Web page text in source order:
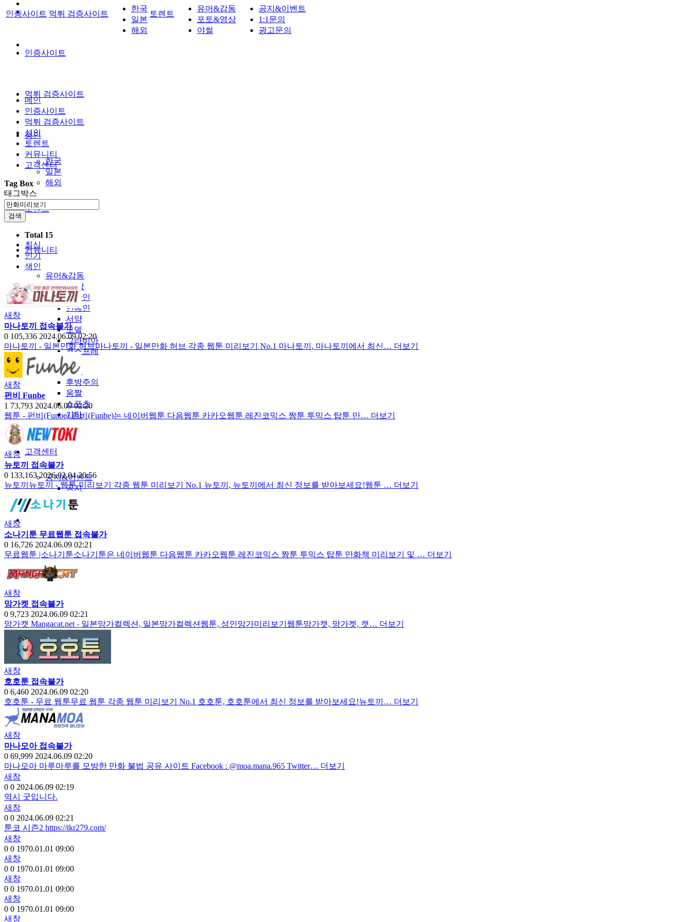
인증사이트
먹튀 검증사이트
성인
한국
일본
해외
토렌트
커뮤니티
유머&감동
포토&영상
일반인
연예인
서양
모델
그라비아
코스프레
BJ
품번
후방주의
움짤
스포츠
기타
야썰
고객센터
공지&이벤트
공지
1:1문의
광고문의
인증사이트 먹튀 검증사이트
한국
일본
해외
토렌트
유머&감동
포토&영상
야썰
공지&이벤트
1:1문의
광고문의
메인
인증사이트
먹튀 검증사이트
성인
토렌트
커뮤니티
고객센터
Tag Box
태그박스
검색
Total 15
최신
인기
색인
새창
마나토끼 접속불가
0 105,336 2024.06.09 02:20
마나토끼 - 일본만화 허브마나토끼 - 일본만화 허브 각종 웹툰 미리보기 No.1 마나토끼, 마나토끼에서 최신… 더보기
새창
펀비 Funbe
1 73,793 2024.06.09 02:20
웹툰 - 펀비(Funbe) 펀비(Funbe)는 네이버웹툰 다음웹툰 카카오웹툰 레진코믹스 짬툰 투믹스 탑툰 만… 더보기
새창
뉴토끼 접속불가
0 133,1632026.02.04 20:56
뉴토끼뉴토끼 - 웹툰 미리보기 각종 웹툰 미리보기 No.1 뉴토끼, 뉴토끼에서 최신 정보를 받아보세요!웹툰 … 더보기
새창
소나기툰 무료웹툰 접속불가
0 16,726 2024.06.09 02:21
무료웹툰 |소나기툰소나기툰은 네이버웹툰 다음웹툰 카카오웹툰 레진코믹스 짬툰 투믹스 탑툰 만화책 미리보기 및 … 더보기
새창
망가켓 접속불가
0 9,723 2024.06.09 02:21
망가캣 Mangacat.net - 일본망가컬렉션, 일본망가컬렉션웹툰, 성인망가미리보기웹툰망가캣, 망가켓, 캣… 더보기
새창
호호툰 접속불가
0 6,460 2024.06.09 02:20
호호툰 - 무료 웹툰무료 웹툰 각종 웹툰 미리보기 No.1 호호툰, 호호툰에서 최신 정보를 받아보세요!뉴토끼… 더보기
새창
마나모아 접속불가
0 69,999 2024.06.09 02:20
마나모아 마루마루를 모방한 만화 불법 공유 사이트 Facebook : @moa.mana.965 Twitter… 더보기
새창
0 0 2024.06.09 02:19
역시 굿입니다.
새창
0 0 2024.06.09 02:21
툰코 시즌2 https://tkr279.com/
새창
0 0 1970.01.01 09:00
새창
0 0 1970.01.01 09:00
새창
0 0 1970.01.01 09:00
새창
0 0 1970.01.01 09:00
새창